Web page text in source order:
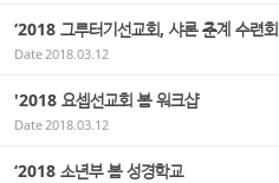
‘2018 그루터기선교회, 샤론 춘계 수련회
Date2018.03.12
'2018 요셉선교회 봄 워크샵
Date2018.03.12
‘2018 소년부 봄 성경학교